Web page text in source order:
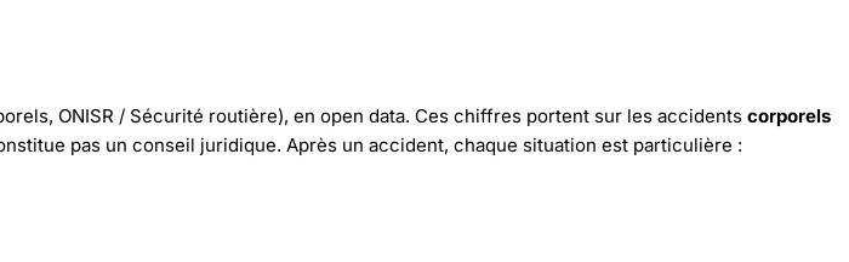
ONISR / Sécurité routière), en open data. Ces chiffres portent sur les accidents corporels
pas un conseil juridique. Après un accident, chaque situation est particulière :